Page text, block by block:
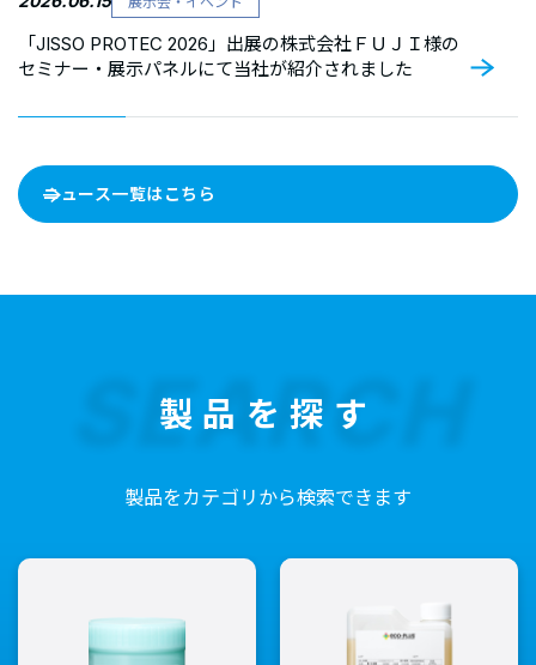
「JISSO PROTEC 2026」出展の株式会社ＦＵＪＩ様の
セミナー・展示パネルにて当社が紹介されました
ニュース一覧はこちら
SEARCH
製品を探す
製品をカテゴリから検索できます